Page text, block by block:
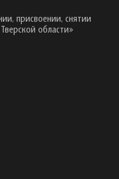
присвоении, снятии
области»